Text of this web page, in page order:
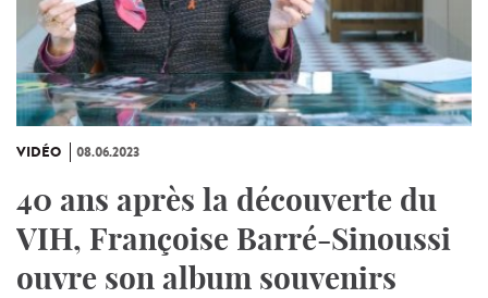
VIDÉO 08.06.2023
40 ans après la découverte du
VIH, Françoise Barré-Sinoussi
ouvre son album souvenirs